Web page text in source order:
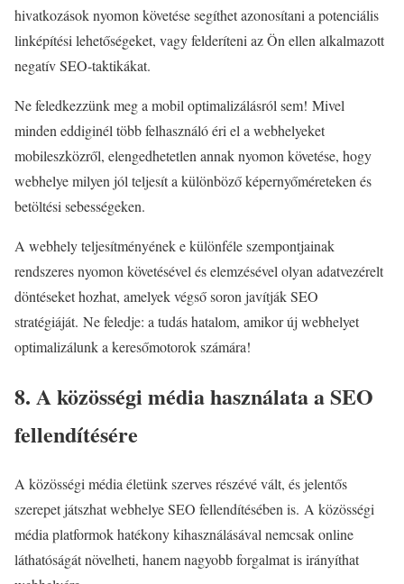
hivatkozások nyomon követése segíthet azonosítani a potenciális
linképítési lehetőségeket, vagy felderíteni az Ön ellen alkalmazott
negatív SEO-taktikákat.
Ne feledkezzünk meg a mobil optimalizálásról sem! Mivel
minden eddiginél több felhasználó éri el a webhelyeket
mobileszközről, elengedhetetlen annak nyomon követése, hogy
webhelye milyen jól teljesít a különböző képernyőméreteken és
betöltési sebességeken.
A webhely teljesítményének e különféle szempontjainak
rendszeres nyomon követésével és elemzésével olyan adatvezérelt
döntéseket hozhat, amelyek végső soron javítják SEO
stratégiáját. Ne feledje: a tudás hatalom, amikor új webhelyet
optimalizálunk a keresőmotorok számára!
8. A közösségi média használata a SEO
fellendítésére
A közösségi média életünk szerves részévé vált, és jelentős
szerepet játszhat webhelye SEO fellendítésében is. A közösségi
média platformok hatékony kihasználásával nemcsak online
láthatóságát növelheti, hanem nagyobb forgalmat is irányíthat